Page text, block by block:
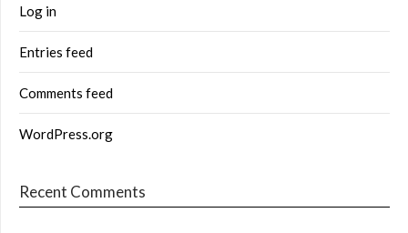
Log in
Entries feed
Comments feed
WordPress.org
Recent Comments